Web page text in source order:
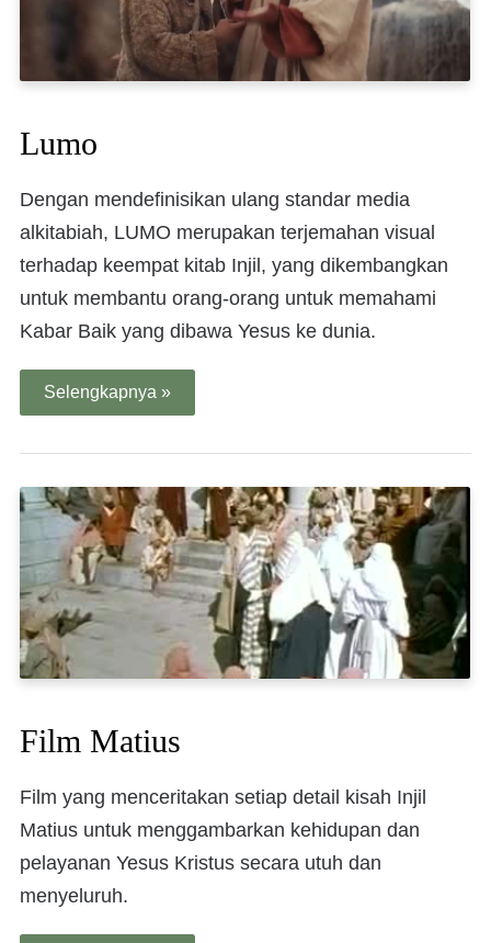
Lumo
Dengan mendefinisikan ulang standar media
alkitabiah, LUMO merupakan terjemahan visual
terhadap keempat kitab Injil, yang dikembangkan
untuk membantu orang-orang untuk memahami
Kabar Baik yang dibawa Yesus ke dunia.
Selengkapnya »
Film Matius
Film yang menceritakan setiap detail kisah Injil
Matius untuk menggambarkan kehidupan dan
pelayanan Yesus Kristus secara utuh dan
menyeluruh.